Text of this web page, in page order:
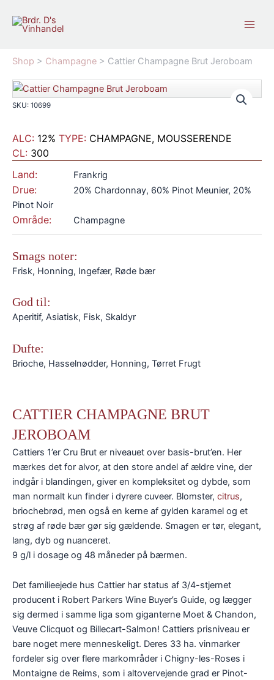
Shop > Champagne > Cattier Champagne Brut Jeroboam
SKU: 10699
ALC: 12% TYPE: CHAMPAGNE, MOUSSERENDE
CL: 300
Land:
Frankrig
Drue:
20% Chardonnay, 60% Pinot Meunier, 20%
Pinot Noir
Område: Champagne
Smags noter:
Frisk, Honning, Ingefær, Røde bær
God til:
Aperitif, Asiatisk, Fisk, Skaldyr
Dufte:
Brioche, Hasselnødder, Honning, Tørret Frugt
CATTIER CHAMPAGNE BRUT
JEROBOAM
Cattiers 1’er Cru Brut er niveauet over basis-brut’en. Her
mærkes det for alvor, at den store andel af ældre vine, der
indgår i blandingen, giver en kompleksitet og dybde, som
man normalt kun finder i dyrere cuveer. Blomster, citrus,
briochebrød, men også en kerne af gylden karamel og et
strøg af røde bær gør sig gældende. Smagen er tør, elegant,
lang, dyb og nuanceret.
9 g/l i dosage og 48 måneder på bærmen.
Det familieejede hus Cattier har status af 3/4-stjernet
producent i Robert Parkers Wine Buyer’s Guide, og lægger
sig dermed i samme liga som giganterne Moet & Chandon,
Veuve Clicquot og Billecart-Salmon! Cattiers prisniveau er
bare noget mere menneskeligt. Deres 33 ha. vinmarker
fordeler sig over flere markområder i Chigny-les-Roses i
Montaigne de Reims, som i altovervejende grad er Pinot-